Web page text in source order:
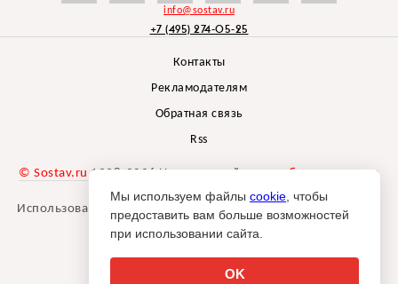
info@sostav.ru
+7 (495) 274-05-25
Контакты
Рекламодателям
Обратная связь
Rss
© Sostav.ru 1998-2026 Независимый проектбрендингового
агентства Depot
Использование материалов Sostav.ru допустимо только при
указании источника.
Мы используем файлы cookie , чтобы
предоставить вам больше возможностей
при использовании сайта.
OK